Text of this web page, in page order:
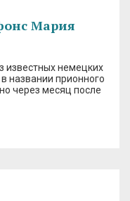
Мария
известных немецких
названии прионного
через месяц после